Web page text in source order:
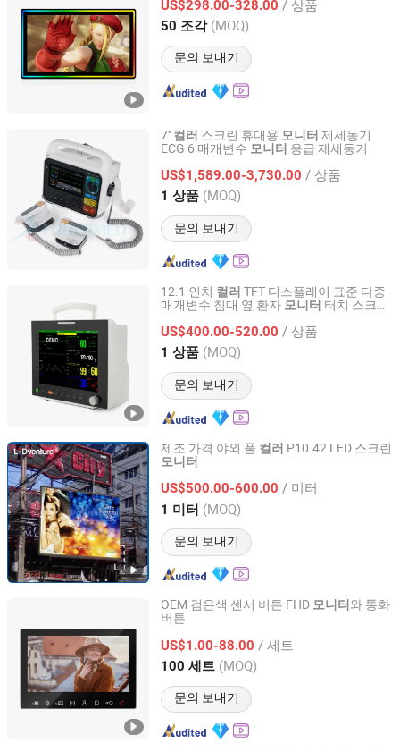
US$298.00-328.00 / 상품
50 조각 (MOQ)
문의 보내기
Guangdong, China 이후 2023
7'' 컬러 스크린 휴대용 모니터 제세동기
ECG 6 매개변수 모니터 응급 제세동기
US$1,589.00-3,730.00 / 상품
1 상품 (MOQ)
문의 보내기
Henan Forever Medical Co., Ltd.
Henan, China 이후 2017
12.1 인치 컬러 TFT 디스플레이 표준 다중
매개변수 침대 옆 환자 모니터 터치 스크린
US$400.00-520.00 / 상품
1 상품 (MOQ)
문의 보내기
Guangdong Maikang Medical Co., Ltd.
Guangdong, China 이후 2021
제조 가격 야외 풀 컬러 P10.42 LED 스크린
모니터
US$500.00-600.00 / 미터
1 미터 (MOQ)
문의 보내기
Shenzhen LEDventure Co., Ltd.
Guangdong, China 이후 2017
OEM 검은색 센서 버튼 FHD 모니터 와 통화
버튼
US$1.00-88.00 / 세트
100 세트 (MOQ)
문의 보내기
Zhuhai Morning Technology Co., Ltd.
Guangdong, China 이후 2020